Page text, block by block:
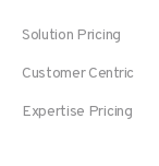
Solution Pricing
Customer Centric
Expertise Pricing